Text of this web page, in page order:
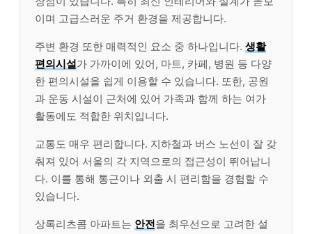
이며 고급스러운 주거 환경을 제공합니다.
주변 환경 또한 매력적인 요소 중 하나입니다. 생활
편의시설가 가까이에 있어, 마트, 카페, 병원 등 다양
한 편의시설을 쉽게 이용할 수 있습니다. 또한, 공원
과 운동 시설이 근처에 있어 가족과 함께 하는 여가
활동에도 적합한 위치입니다.
교통도 매우 편리합니다. 지하철과 버스 노선이 잘 갖
춰져 있어 서울의 각 지역으로의 접근성이 뛰어납니
다. 이를 통해 통근이나 외출 시 편리함을 경험할 수
있습니다.
상록리츠콤 아파트는 안전을 최우선으로 고려한 설